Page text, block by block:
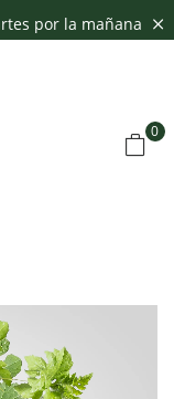
por la mañana
0